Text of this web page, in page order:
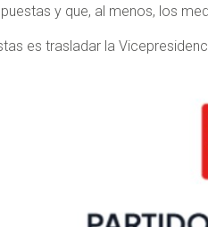
y que, al menos, los
es trasladar la